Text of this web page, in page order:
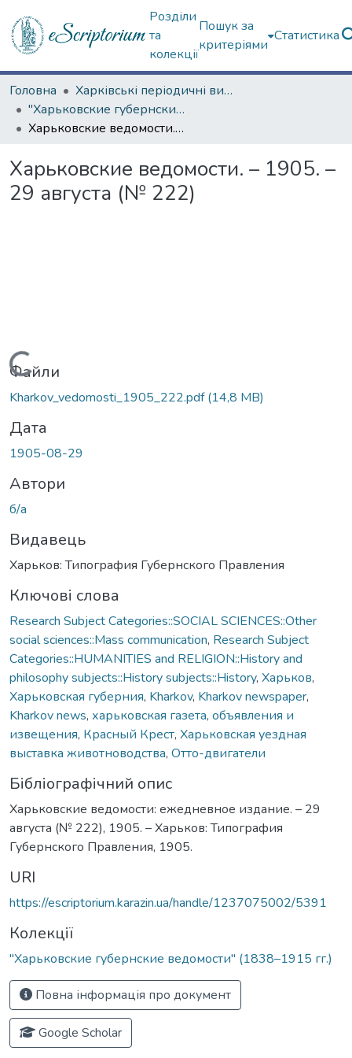
Розділи
та
колекції
Пошук за
критеріями
Статистика
Головна
Харківські періодичні видання
"Харьковские губернские ведомости" (1838–1915 гг.)
Харьковские ведомости. – 1905. – 29 августа (№ 222)
Харьковские ведомости. – 1905. –
29 августа (№ 222)
Вантажиться...
Файли
Kharkov_vedomosti_1905_222.pdf(14,8 MB)
Дата
1905-08-29
Автори
б/а
Видавець
Харьков: Типография Губернского Правления
Ключові слова
Research Subject Categories::SOCIAL SCIENCES::Other
social sciences::Mass communication, Research Subject
Categories::HUMANITIES and RELIGION::History and
philosophy subjects::History subjects::History, Харьков,
Харьковская губерния, Kharkov, Kharkov newspaper,
Kharkov news, харьковская газета, объявления и
извещения, Красный Крест, Харьковская уездная
выставка животноводства, Отто-двигатели
Бібліографічний опис
Харьковские ведомости: ежедневное издание. – 29
августа (№ 222), 1905. – Харьков: Типография
Губернского Правления, 1905.
URI
https://escriptorium.karazin.ua/handle/1237075002/5391
Колекції
"Харьковские губернские ведомости" (1838–1915 гг.)
Повна інформація про документ
Google Scholar